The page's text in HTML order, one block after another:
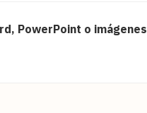
PowerPoint o imágenes